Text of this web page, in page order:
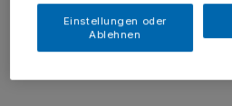
Der Markt in Willich.
Foto: Kellys Grammatikou
Einstellungen oder
Ablehnen